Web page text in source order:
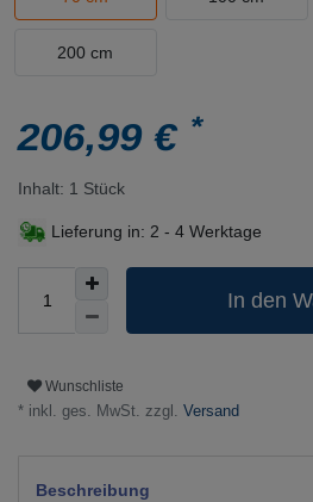
200 cm
206,99 €*
Inhalt: 1 Stück
Lieferung in: 2 - 4 Werktage
In den
Wunschliste
* inkl. ges. MwSt. zzgl. Versand
Beschreibung